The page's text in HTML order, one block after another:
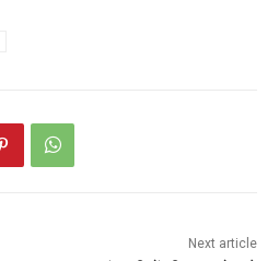
Next article